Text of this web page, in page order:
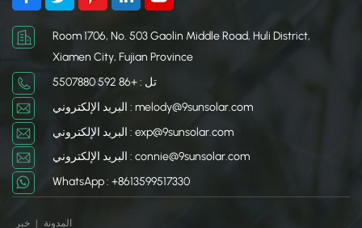
على مصادر الطاقة الخارجية
الطاقة. تعد الدفيئات
المواسم المتنامية وتعزيز
Room 1706, No. 503 Gaolin Middle Road, Huli District,
Xiamen City, Fujian Province
تل : +86 592 5507880
البريد الإلكتروني : melody@9sunsolar.com
البريد الإلكتروني : exp@9sunsolar.com
البريد الإلكتروني : connie@9sunsolar.com
WhatsApp : +8613599517330
المدونة | خبر